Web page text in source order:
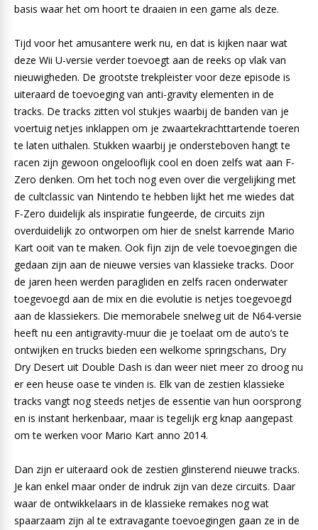
basis waar het om hoort te draaien in een game als deze.
Tijd voor het amusantere werk nu, en dat is kijken naar wat
deze Wii U-versie verder toevoegt aan de reeks op vlak van
nieuwigheden. De grootste trekpleister voor deze episode is
uiteraard de toevoeging van anti-gravity elementen in de
tracks. De tracks zitten vol stukjes waarbij de banden van je
voertuig netjes inklappen om je zwaartekrachttartende toeren
te laten uithalen. Stukken waarbij je ondersteboven hangt te
racen zijn gewoon ongelooflijk cool en doen zelfs wat aan F-
Zero denken. Om het toch nog even over die vergelijking met
de cultclassic van Nintendo te hebben lijkt het me wiedes dat
F-Zero duidelijk als inspiratie fungeerde, de circuits zijn
overduidelijk zo ontworpen om hier de snelst karrende Mario
Kart ooit van te maken. Ook fijn zijn de vele toevoegingen die
gedaan zijn aan de nieuwe versies van klassieke tracks. Door
de jaren heen werden paragliden en zelfs racen onderwater
toegevoegd aan de mix en die evolutie is netjes toegevoegd
aan de klassiekers. Die memorabele snelweg uit de N64-versie
heeft nu een antigravity-muur die je toelaat om de auto’s te
ontwijken en trucks bieden een welkome springschans, Dry
Dry Desert uit Double Dash is dan weer niet meer zo droog nu
er een heuse oase te vinden is. Elk van de zestien klassieke
tracks vangt nog steeds netjes de essentie van hun oorsprong
en is instant herkenbaar, maar is tegelijk erg knap aangepast
om te werken voor Mario Kart anno 2014.
Dan zijn er uiteraard ook de zestien glinsterend nieuwe tracks.
Je kan enkel maar onder de indruk zijn van deze circuits. Daar
waar de ontwikkelaars in de klassieke remakes nog wat
spaarzaam zijn al te extravagante toevoegingen gaan ze in de